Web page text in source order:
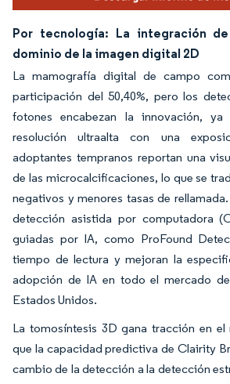
Por tecnología: La integración
dominio de la imagen digital 2D
La mamografía digital de campo
participación del 50,40%, pero los
fotones encabezan la innovación,
resolución ultraalta con una
adoptantes tempranos reportan una
de las microcalcificaciones, lo que se
negativos y menores tasas de
detección asistida por computadora
guiadas por IA, como ProFound
tiempo de lectura y mejoran la
adopción de IA en todo el mercado
Estados Unidos.
La tomosíntesis 3D gana tracción en el
que la capacidad predictiva de Clairity
cambio de la detección a la detección